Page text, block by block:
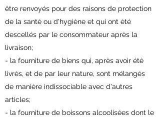
être renvoyés pour des raisons de protection
de la santé ou d'hygiène et qui ont été
descellés par le consommateur après la
livraison;
- la fourniture de biens qui, après avoir été
livrés, et de par leur nature, sont mélangés
de manière indissociable avec d'autres
articles;
- la fourniture de boissons alcoolisées dont le